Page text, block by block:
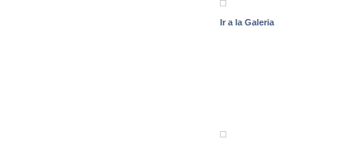
Ir a la Galeria